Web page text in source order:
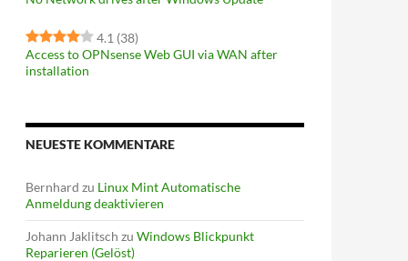
4.1 (38)
Access to OPNsense Web GUI via WAN after
installation
NEUESTE KOMMENTARE
Bernhard zu Linux Mint Automatische
Anmeldung deaktivieren
Johann Jaklitsch zu Windows Blickpunkt
Reparieren (Gelöst)